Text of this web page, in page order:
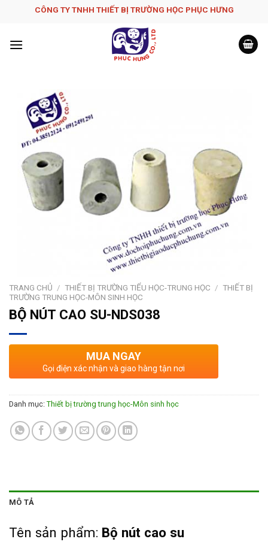
CÔNG TY TNHH THIẾT BỊ TRƯỜNG HỌC PHỤC H­ƯNG
TRANG CHỦ / THIẾT BỊ TRƯỜNG TIỂU HỌC-TRUNG HỌC / THIẾT BỊ
TRƯỜNG TRUNG HỌC-MÔN SINH HỌC
BỘ NÚT CAO SU-NDS038
MUA NGAY
Gọi điện xác nhận và giao hàng tận nơi
Danh mục: Thiết bị trường trung học-Môn sinh học
MÔ TẢ
Tên sản phẩm: Bộ nút cao su